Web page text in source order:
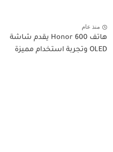
منذ عام
هاتف Honor 600 يقدم شاشة
OLED وتجربة استخدام مميزة